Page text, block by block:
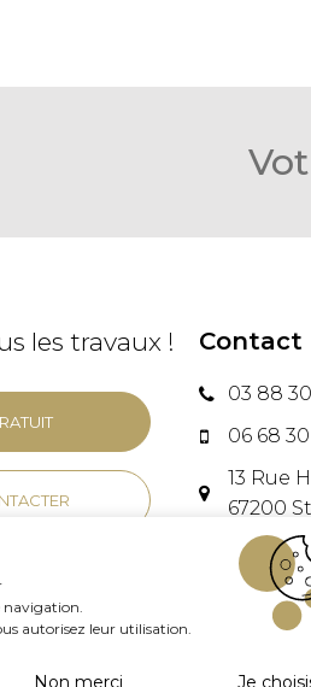
les travaux ! Contact
03 88
06 68
13 Rue
67200
navigation.
autorisez leur utilisation.
Non merci Je